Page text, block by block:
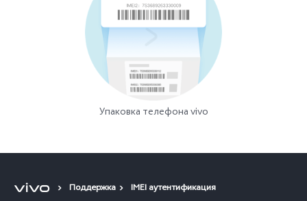
Упаковка телефона vivo
Поддержка IMEI аутентификация